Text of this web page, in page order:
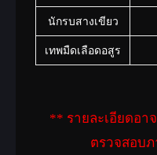
นักรบสางเขียว
เทพมืดเลือดอสูร
** รายละเอียดอา
ตรวจสอบ